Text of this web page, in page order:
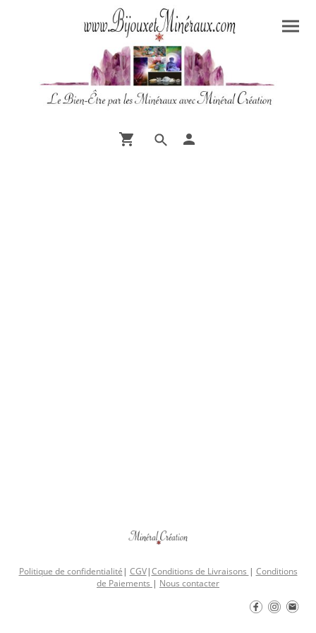
Politique de confidentialité | CGV|Conditions de Livraisons | Conditions
de Paiements | Nous contacter